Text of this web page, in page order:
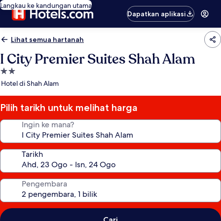
Langkau ke kandungan utama
Dapatkan aplikasi
Lihat semua hartanah
I City Premier Suites Shah Alam
Hartanah
2.0
Hotel di Shah Alam
Pilih tarikh untuk melihat harga
Ingin ke mana?
Tarikh
Pengembara